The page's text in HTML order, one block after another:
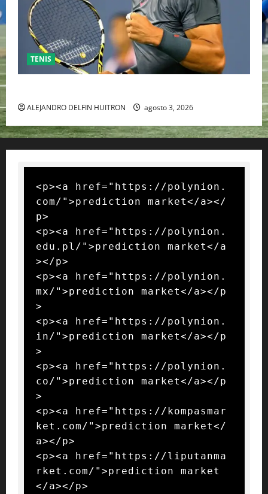
TENIS
ALEJANDRO DELFIN HUITRON agosto 3, 2026
<p><a href="https://polynion.
com/">prediction market</a></
p>
<p><a href="https://polynion.
edu.pl/">prediction market</a
></p>
<p><a href="https://polynion.
mx/">prediction market</a></p
>
<p><a href="https://polynion.
in/">prediction market</a></p
>
<p><a href="https://polynion.
co/">prediction market</a></p
>
<p><a href="https://kompasmar
ket.com/">prediction market</
a></p>
<p><a href="https://liputanma
rket.com/">prediction market
</a></p>